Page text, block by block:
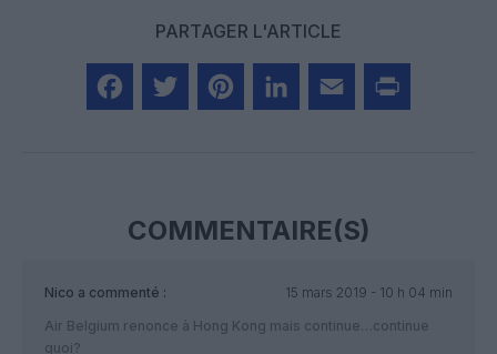
PARTAGER L'ARTICLE
COMMENTAIRE(S)
Nico a commenté :
15 mars 2019 - 10 h 04 min
Air Belgium renonce à Hong Kong mais continue…continue
quoi?